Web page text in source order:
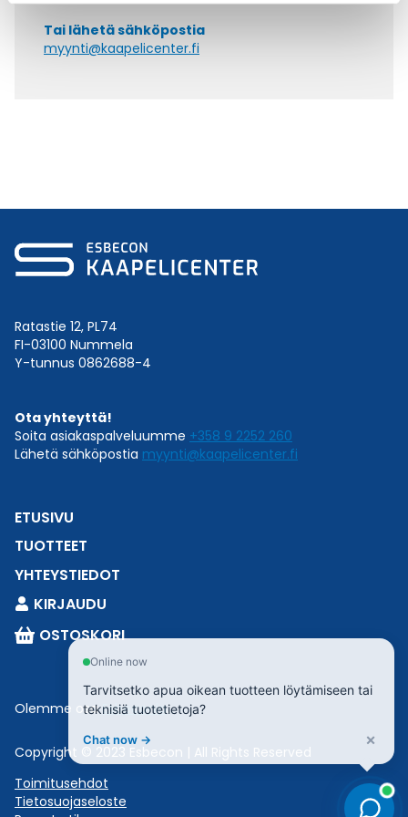
Tai lähetä sähköpostia
myynti@kaapelicenter.fi
Ratastie 12, PL74
FI-03100 Nummela
Y-tunnus 0862688-4
Ota yhteyttä!
Soita asiakaspalveluumme +358 9 2252 260
Lähetä sähköpostia myynti@kaapelicenter.fi
ETUSIVU
TUOTTEET
YHTEYSTIEDOT
KIRJAUDU
OSTOSKORI
Olemme osaEsbeconia.
Copyright © 2023 Esbecon | All Rights Reserved
Toimitusehdot
Tietosuojaseloste
Online now
Tarvitsetko apua oikean tuotteen löytämiseen tai
teknisiä tuotetietoja?
Chat now → ×